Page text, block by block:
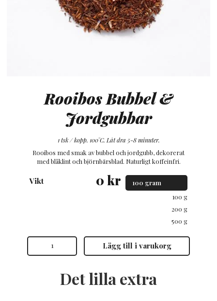
Rooibos Bubbel &
Jordgubbar
1 tsk / kopp. 100°C. Låt dra 5-8 minuter.
Rooibos med smak av bubbel och jordgubb, dekorerat
med blåklint och björnbärsblad. Naturligt koffeinfri.
Vikt
100 g
200 g
500 g
Det lilla extra
0 kr
Rooibos
&
Lägg till i varukorg